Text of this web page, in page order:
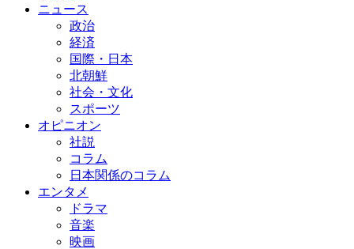
ニュース
政治
経済
国際・日本
北朝鮮
社会・文化
スポーツ
オピニオン
社説
コラム
日本関係のコラム
エンタメ
ドラマ
音楽
映画